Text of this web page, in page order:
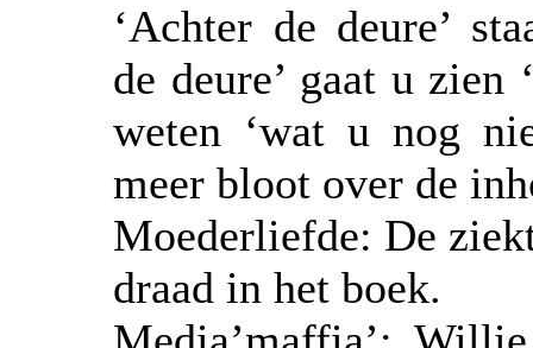
‘Achter de deure’
de deure’ gaat u
weten ‘wat u nog
meer bloot over de
Moederliefde: De
draad in het boek.